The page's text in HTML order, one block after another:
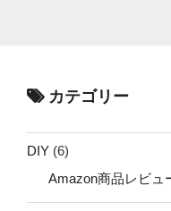
カテゴリー
DIY (6)
Amazon商品レビュ